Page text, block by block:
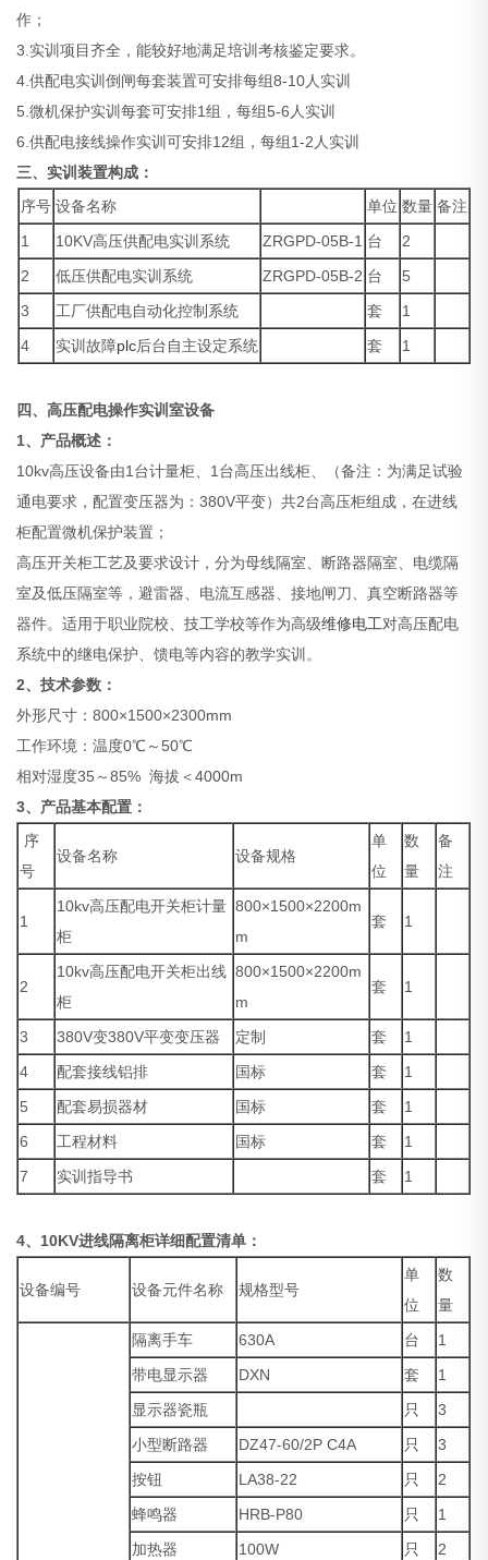
作；
3.实训项目齐全，能较好地满足培训考核鉴定要求。
4.供配电实训倒闸每套装置可安排每组8-10人实训
5.微机保护实训每套可安排1组，每组5-6人实训
6.供配电接线操作实训可安排12组，每组1-2人实训
三、实训装置构成：
序号 设备名称 单位 数量 备注
1
10KV高压供配电实训系统 ZRGPD-05B-1 台
2
2
低压供配电实训系统 ZRGPD-05B-2 台
5
3
工厂供配电自动化控制系统 套
1
4
实训故障plc后台自主设定系统 套 1
四、高压配电操作实训室设备
1、产品概述：
10kv高压设备由1台计量柜、1台高压出线柜、（备注：为满足试验
通电要求，配置变压器为：380V平变）共2台高压柜组成，在进线
柜配置微机保护装置；
高压开关柜工艺及要求设计，分为母线隔室、断路器隔室、电缆隔
室及低压隔室等，避雷器、电流互感器、接地闸刀、真空断路器等
器件。适用于职业院校、技工学校等作为高级维修电工对高压配电
系统中的继电保护、馈电等内容的教学实训。
2、技术参数：
外形尺寸：800×1500×2300mm
工作环境：温度0℃～50℃
相对湿度35～85% 海拔＜4000m
3、产品基本配置：
序
号
设备名称 设备规格
单
位
数
量
备
注
1
10kv高压配电开关柜计量
柜
800×1500×2200m
m
套 1
2
10kv高压配电开关柜出线
柜
800×1500×2200m
m
套 1
3 380V变380V平变变压器 定制 套
1
4
配套接线铝排 国标 套
1
5
配套易损器材 国标 套
1
6
工程材料 国标 套
1
7
实训指导书 套 1
4、 10KV进线隔离柜详细配置清单：
设备编号 设备元件名称 规格型号
单
位
数
量
隔离手车 630A 台
1
带电显示器
DXN 套
1
显示器瓷瓶
只
3
小型断路器
DZ47-60/2P C4A 只
3
按钮
LA38-22 只
2
蜂鸣器
HRB-P80 只
1
加热器
100W 只
2